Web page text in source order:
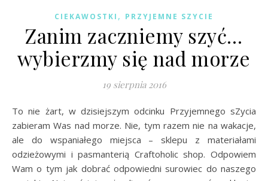
CIEKAWOSTKI , PRZYJEMNE SZYCIE
Zanim zaczniemy szyć…
wybierzmy się nad morze
19 sierpnia 2016
To nie żart, w dzisiejszym odcinku Przyjemnego sZycia
zabieram Was nad morze. Nie, tym razem nie na wakacje,
ale do wspaniałego miejsca – sklepu z materiałami
odzieżowymi i pasmanterią Craftoholic shop. Odpowiem
Wam o tym jak dobrać odpowiedni surowiec do naszego